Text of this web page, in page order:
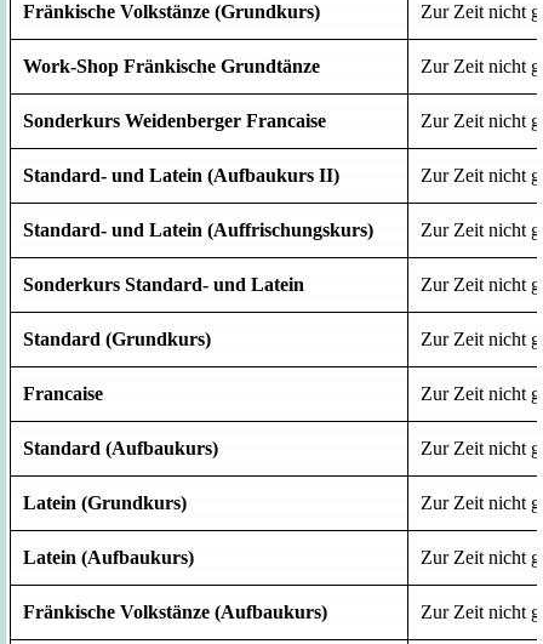
Fränkische Volkstänze (Grundkurs) Zur Zeit nicht
Work-Shop Fränkische Grundtänze Zur Zeit nicht
Sonderkurs Weidenberger Francaise Zur Zeit nicht
Standard- und Latein (Aufbaukurs II) Zur Zeit nicht
Standard- und Latein (Auffrischungskurs) Zur Zeit nicht
Sonderkurs Standard- und Latein Zur Zeit nicht
Standard (Grundkurs) Zur Zeit nicht
Francaise Zur Zeit nicht
Standard (Aufbaukurs) Zur Zeit nicht
Latein (Grundkurs) Zur Zeit nicht
Latein (Aufbaukurs) Zur Zeit nicht
Fränkische Volkstänze (Aufbaukurs) Zur Zeit nicht